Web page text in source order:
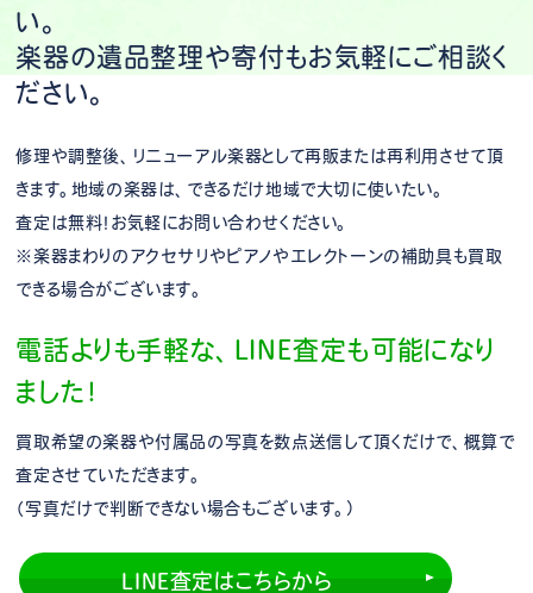
い。
楽器の遺品整理や寄付もお気軽にご相談く
ださい。
修理や調整後、リニューアル楽器として再販または再利用させて頂
きます。地域の楽器は、できるだけ地域で大切に使いたい。
査定は無料！お気軽にお問い合わせください。
※楽器まわりのアクセサリやピアノやエレクトーンの補助具も買取
できる場合がございます。
電話よりも手軽な、LINE査定も可能になり
ました！
買取希望の楽器や付属品の写真を数点送信して頂くだけで、概算で
査定させていただきます。
（写真だけで判断できない場合もございます。）
LINE査定はこちらから